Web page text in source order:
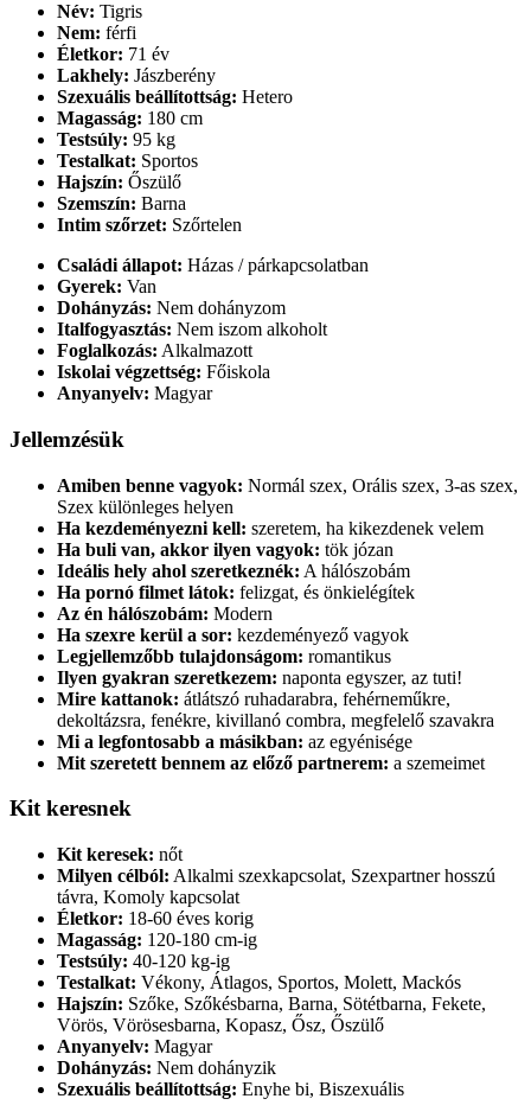
Név: Tigris
Nem: férfi
Életkor: 71 év
Lakhely: Jászberény
Szexuális beállítottság: Hetero
Magasság: 180 cm
Testsúly: 95 kg
Testalkat: Sportos
Hajszín: Őszülő
Szemszín: Barna
Intim szőrzet: Szőrtelen
Családi állapot: Házas / párkapcsolatban
Gyerek: Van
Dohányzás: Nem dohányzom
Italfogyasztás: Nem iszom alkoholt
Foglalkozás: Alkalmazott
Iskolai végzettség: Főiskola
Anyanyelv: Magyar
Jellemzésük
Amiben benne vagyok: Normál szex, Orális szex, 3-as szex,
Szex különleges helyen
Ha kezdeményezni kell: szeretem, ha kikezdenek velem
Ha buli van, akkor ilyen vagyok: tök józan
Ideális hely ahol szeretkeznék: A hálószobám
Ha pornó filmet látok: felizgat, és önkielégítek
Az én hálószobám: Modern
Ha szexre kerül a sor: kezdeményező vagyok
Legjellemzőbb tulajdonságom: romantikus
Ilyen gyakran szeretkezem: naponta egyszer, az tuti!
Mire kattanok: átlátszó ruhadarabra, fehérneműkre,
dekoltázsra, fenékre, kivillanó combra, megfelelő szavakra
Mi a legfontosabb a másikban: az egyénisége
Mit szeretett bennem az előző partnerem: a szemeimet
Kit keresnek
Kit keresek: nőt
Milyen célból: Alkalmi szexkapcsolat, Szexpartner hosszú
távra, Komoly kapcsolat
Életkor: 18-60 éves korig
Magasság: 120-180 cm-ig
Testsúly: 40-120 kg-ig
Testalkat: Vékony, Átlagos, Sportos, Molett, Mackós
Hajszín: Szőke, Szőkésbarna, Barna, Sötétbarna, Fekete,
Vörös, Vörösesbarna, Kopasz, Ősz, Őszülő
Anyanyelv: Magyar
Dohányzás: Nem dohányzik
Szexuális beállítottság: Enyhe bi, Biszexuális